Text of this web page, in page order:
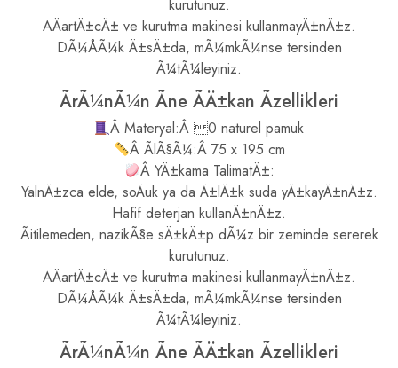
kurutunuz.
AÄartÄ±cÄ± ve kurutma makinesi kullanmayÄ±nÄ±z.
DÃ¼ÅÃ¼k Ä±sÄ±da, mÃ¼mkÃ¼nse tersinden
Ã¼tÃ¼leyiniz.
ÃrÃ¼nÃ¼n Ãne ÃÄ±kan Ãzellikleri
Â Materyal:Â 0 naturel pamuk
Â ÃlÃ§Ã¼:Â 75 x 195 cm
Â YÄ±kama TalimatÄ±:
YalnÄ±zca elde, soÄuk ya da Ä±lÄ±k suda yÄ±kayÄ±nÄ±z.
Hafif deterjan kullanÄ±nÄ±z.
Ãitilemeden, nazikÃ§e sÄ±kÄ±p dÃ¼z bir zeminde sererek
kurutunuz.
AÄartÄ±cÄ± ve kurutma makinesi kullanmayÄ±nÄ±z.
DÃ¼ÅÃ¼k Ä±sÄ±da, mÃ¼mkÃ¼nse tersinden
Ã¼tÃ¼leyiniz.
ÃrÃ¼nÃ¼n Ãne ÃÄ±kan Ãzellikleri